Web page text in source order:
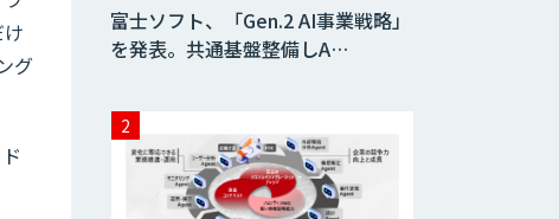
グ
Wanderlust RAG
コンシェルジュ
富士ソフト、「Gen.2 AI事業戦略」
を発表。共通基盤整備しA…